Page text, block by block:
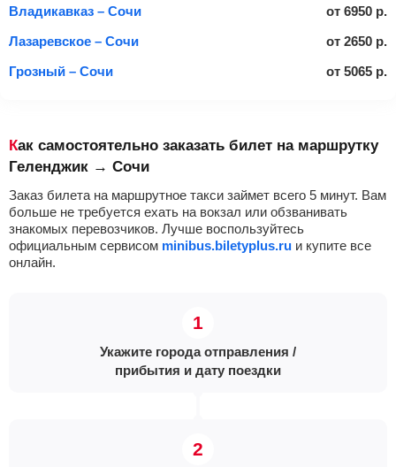
Владикавказ – Сочи
от 6950 р.
Лазаревское – Сочи
от 2650 р.
Грозный – Сочи
от 5065 р.
Как самостоятельно заказать билет на маршрутку
Геленджик → Сочи
Заказ билета на маршрутное такси займет всего 5 минут. Вам
больше не требуется ехать на вокзал или обзванивать
знакомых перевозчиков. Лучше воспользуйтесь
официальным сервисом minibus.biletyplus.ru и купите все
онлайн.
Укажите города отправления /
прибытия и дату поездки